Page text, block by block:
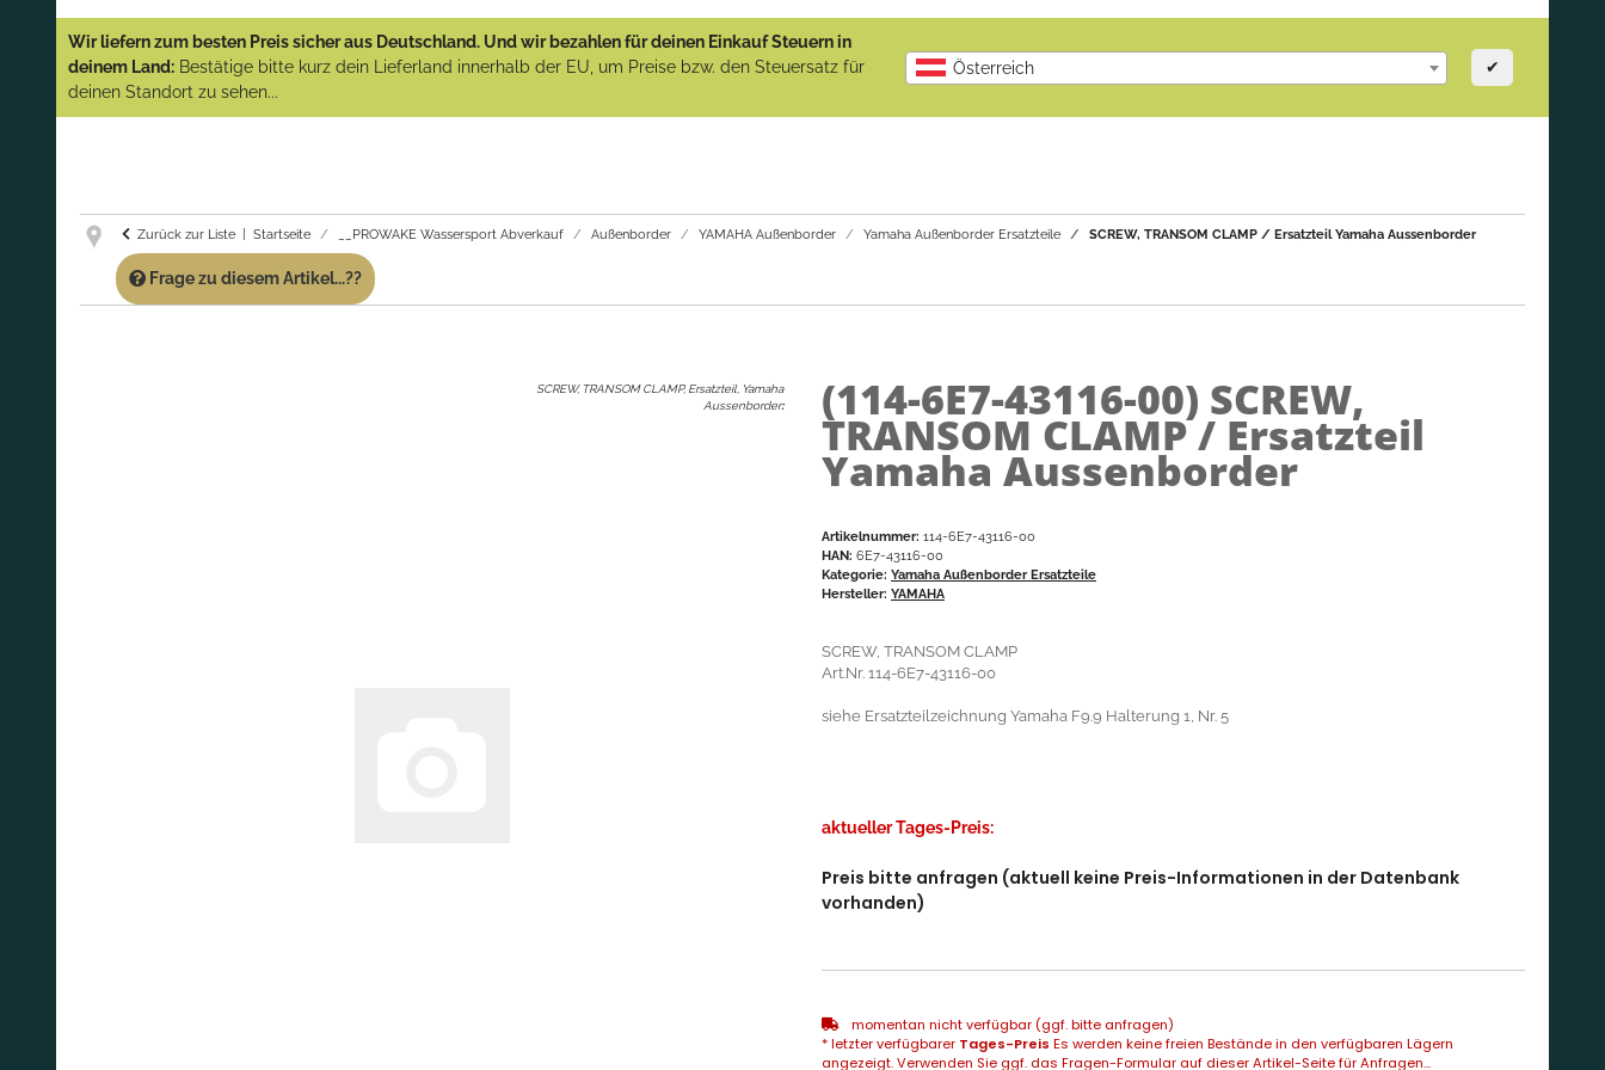
(Abverkauf)!
GARANTIE UND SERVICE:
Artikeln einfach an!
Wir liefern zum besten Preis sicher aus Deutschland. Und wir bezahlen für deinen Einkauf Steuern in
deinem Land: Bestätige bitte kurz dein Lieferland innerhalb der EU, um Preise bzw. den Steuersatz für
deinen Standort zu sehen...
Österreich ✔
Zurück zur Liste Startseite __PROWAKE Wassersport Abverkauf Außenborder YAMAHA Außenborder Yamaha Außenborder Ersatzteile SCREW, TRANSOM CLAMP / Ersatzteil Yamaha Aussenborder
Frage zu diesem Artikel...??
SCREW, TRANSOM CLAMP, Ersatzteil, Yamaha
Aussenborder: (114-6E7-43116-00) SCREW,
TRANSOM CLAMP / Ersatzteil
Yamaha Aussenborder
Artikelnummer: 114-6E7-43116-00
HAN: 6E7-43116-00
Kategorie: Yamaha Außenborder Ersatzteile
Hersteller: YAMAHA
SCREW, TRANSOM CLAMP
Art.Nr. 114-6E7-43116-00
siehe Ersatzteilzeichnung Yamaha F9.9 Halterung 1, Nr. 5
aktueller Tages-Preis:
Preis bitte anfragen (aktuell keine Preis-Informationen in der Datenbank
vorhanden)
momentan nicht verfügbar (ggf. bitte anfragen)
* letzter verfügbarer Tages-Preis Es werden keine freien Bestände in den verfügbaren Lägern
angezeigt. Verwenden Sie ggf. das Fragen-Formular auf dieser Artikel-Seite für Anfragen...